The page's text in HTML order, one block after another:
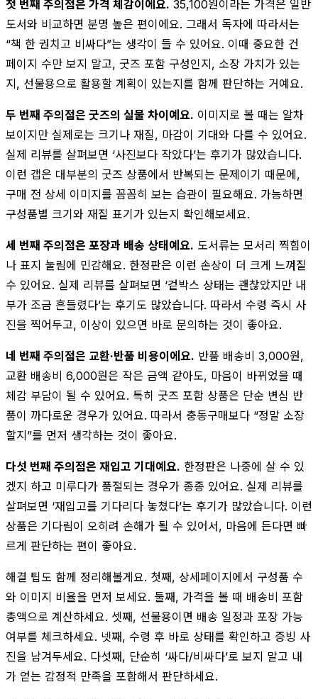
첫 번째 주의점은 가격 체감이에요. 35,100원이라는 가격은 일반
도서와 비교하면 분명 높은 편이에요. 그래서 독자에 따라서는
“책 한 권치고 비싸다”는 생각이 들 수 있어요. 이때 중요한 건
페이지 수만 보지 말고, 굿즈 포함 구성인지, 소장 가치가 있는
지, 선물용으로 활용할 계획이 있는지를 함께 판단하는 거예요.
두 번째 주의점은 굿즈의 실물 차이예요. 이미지로 볼 때는 알차
보이지만 실제로는 크기나 재질, 마감이 기대와 다를 수 있어요.
실제 리뷰를 살펴보면 ‘사진보다 작았다’는 후기가 많았습니다.
이런 갭은 대부분의 굿즈 상품에서 반복되는 문제이기 때문에,
구매 전 상세 이미지를 꼼꼼히 보는 습관이 필요해요. 가능하면
구성품별 크기와 재질 표기가 있는지 확인해보세요.
세 번째 주의점은 포장과 배송 상태예요. 도서류는 모서리 찍힘이
나 표지 눌림에 민감해요. 한정판은 이런 손상이 더 크게 느껴질
수 있어요. 실제 리뷰를 살펴보면 ‘겉박스 상태는 괜찮았지만 내
부가 조금 흔들렸다’는 후기도 많았습니다. 따라서 수령 즉시 사
진을 찍어두고, 이상이 있으면 바로 문의하는 것이 좋아요.
네 번째 주의점은 교환·반품 비용이에요. 반품 배송비 3,000원,
교환 배송비 6,000원은 작은 금액 같아도, 마음이 바뀌었을 때
체감 부담이 될 수 있어요. 특히 굿즈 포함 상품은 단순 변심 반
품이 까다로운 경우가 있어요. 따라서 충동구매보다 “정말 소장
할지”를 먼저 생각하는 것이 좋아요.
다섯 번째 주의점은 재입고 기대예요. 한정판은 나중에 살 수 있
겠지 하고 미루다가 품절되는 경우가 종종 있어요. 실제 리뷰를
살펴보면 ‘재입고를 기다리다 놓쳤다’는 후기가 많았습니다. 이런
상품은 기다림이 오히려 손해가 될 수 있어서, 마음에 든다면 빠
르게 판단하는 편이 좋아요.
해결 팁도 함께 정리해볼게요. 첫째, 상세페이지에서 구성품 수
와 이미지 비율을 먼저 보세요. 둘째, 가격을 볼 때 배송비 포함
총액으로 계산하세요. 셋째, 선물용이면 배송 일정과 포장 가능
여부를 체크하세요. 넷째, 수령 후 바로 상태를 확인하고 증빙 사
진을 남겨두세요. 다섯째, 단순히 ‘싸다/비싸다’로 보지 말고 내
가 얻는 감정적 만족을 포함해서 판단하세요.